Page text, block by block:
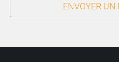
ENVOYER UN